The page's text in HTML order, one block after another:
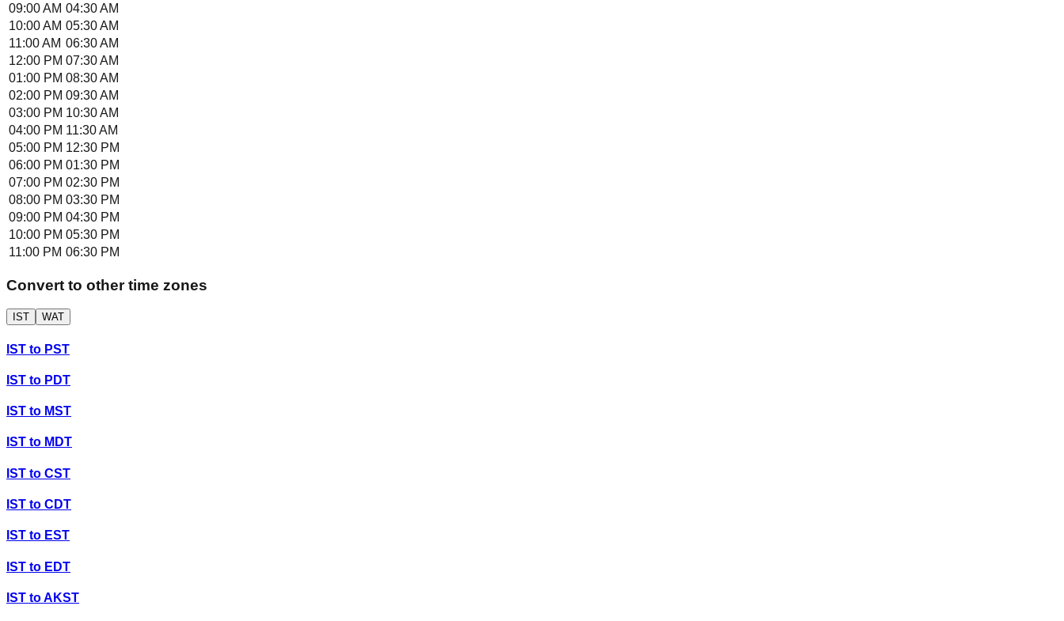
09:00 AM 04:30 AM
10:00 AM 05:30 AM
11:00 AM 06:30 AM
12:00 PM 07:30 AM
01:00 PM 08:30 AM
02:00 PM 09:30 AM
03:00 PM 10:30 AM
04:00 PM 11:30 AM
05:00 PM 12:30 PM
06:00 PM 01:30 PM
07:00 PM 02:30 PM
08:00 PM 03:30 PM
09:00 PM 04:30 PM
10:00 PM 05:30 PM
11:00 PM 06:30 PM
Convert to other time zones
IST WAT
IST to PST
IST to PDT
IST to MST
IST to MDT
IST to CST
IST to CDT
IST to EST
IST to EDT
IST toAKST